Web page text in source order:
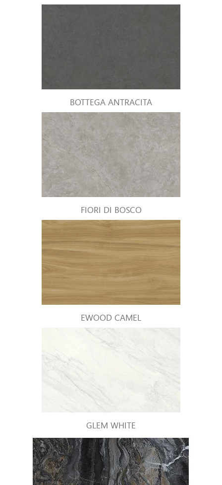
BOTTEGA ANTRACITA
FIORI DI BOSCO
EWOOD CAMEL
GLEM WHITE